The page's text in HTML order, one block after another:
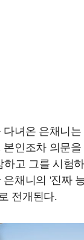
다녀온 은채니
본인조차 의문
고 그를 시험
채니의 '진짜
전개된다.